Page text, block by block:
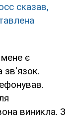
сказав,
є
зв'язок.
виникла. З